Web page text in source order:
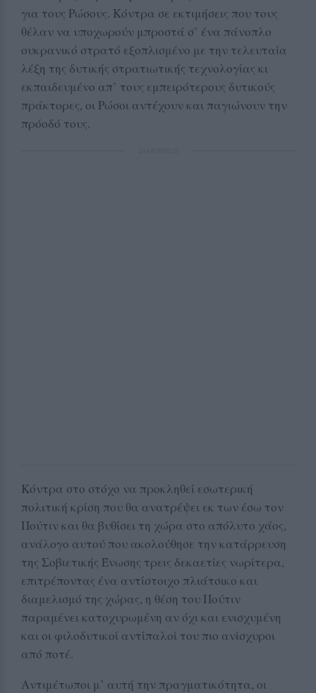
για τους Ρώσους. Κόντρα σε εκτιμήσεις που τους
θέλαν να υποχωρούν μπροστά σ’ ένα πάνοπλο
ουκρανικό στρατό εξοπλισμένο με την τελευταία
λέξη της δυτικής στρατιωτικής τεχνολογίας κι
εκπαιδευμένο απ’ τους εμπειρότερους δυτικούς
πράκτορες, οι Ρώσοι αντέχουν και παγιώνουν την
πρόοδό τους.
Κόντρα στο στόχο να προκληθεί εσωτερική
πολιτική κρίση που θα ανατρέψει εκ των έσω τον
Πούτιν και θα βυθίσει τη χώρα στο απόλυτο χάος,
ανάλογο αυτού που ακολούθησε την κατάρρευση
της Σοβιετικής Ένωσης τρεις δεκαετίες νωρίτερα,
επιτρέποντας ένα αντίστοιχο πλιάτσικο και
διαμελισμό της χώρας, η θέση του Πούτιν
παραμένει κατοχυρωμένη αν όχι και ενισχυμένη
και οι φιλοδυτικοί αντίπαλοί του πιο ανίσχυροι
από ποτέ.
Αντιμέτωποι μ’ αυτή την πραγματικότητα, οι